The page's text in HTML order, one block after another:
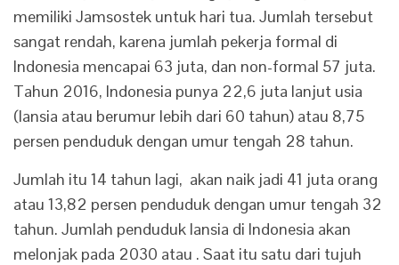
memiliki Jamsostek untuk hari tua. Jumlah tersebut
sangat rendah, karena jumlah pekerja formal di
Indonesia mencapai 63 juta, dan non-formal 57 juta.
Tahun 2016, Indonesia punya 22,6 juta lanjut usia
(lansia atau berumur lebih dari 60 tahun) atau 8,75
persen penduduk dengan umur tengah 28 tahun.
Jumlah itu 14 tahun lagi, akan naik jadi 41 juta orang
atau 13,82 persen penduduk dengan umur tengah 32
tahun. Jumlah penduduk lansia di Indonesia akan
melonjak pada 2030 atau . Saat itu satu dari tujuh